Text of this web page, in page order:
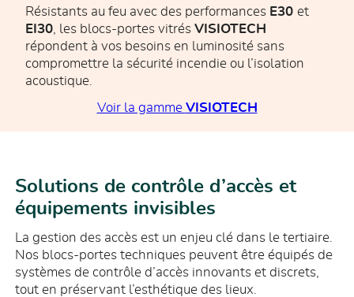
Résistants au feu avec des performances E30 et
EI30 , les blocs-portes vitrés VISIOTECH
répondent à vos besoins en luminosité sans
compromettre la sécurité incendie ou l’isolation
acoustique.
Voir la gamme VISIOTECH
Solutions de contrôle d’accès et
équipements invisibles
La gestion des accès est un enjeu clé dans le tertiaire.
Nos blocs-portes techniques peuvent être équipés de
systèmes de contrôle d’accès innovants et discrets,
tout en préservant l’esthétique des lieux.